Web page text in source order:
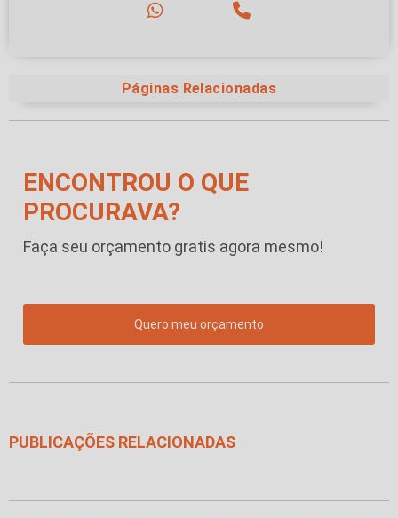
Páginas Relacionadas
ENCONTROU O QUE
PROCURAVA?
Faça seu orçamento gratis agora mesmo!
Quero meu orçamento
PUBLICAÇÕES RELACIONADAS